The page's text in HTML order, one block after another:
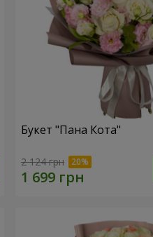
Букет "Пана Кота"
2 124 грн